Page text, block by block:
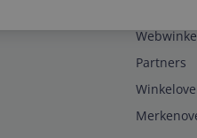
Partners